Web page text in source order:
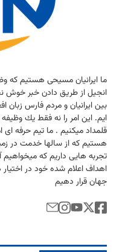
ما ایرانیان مسیحی هستیم كه
انجیل از طریق دادن خبر خوش
بین ایرانیان و مردم فارس زبان
ایم. این امر را نه فقط یك
قلمداد میكنیم . ما تیم حرفه
هستیم كه از سالها خدمت در
تجربه هایی داریم كه میخواهیم
اهداف اعلام شده خود در اختیار
جهان قرار دهیم